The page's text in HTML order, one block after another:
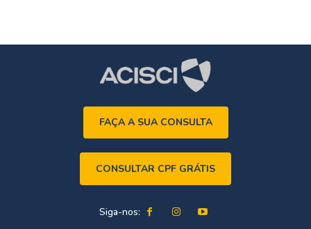
FAÇA A SUA CONSULTA
CONSULTAR CPF GRÁTIS
Siga-nos: